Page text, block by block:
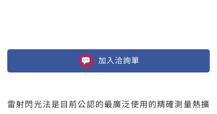
加入洽詢單
雷射閃光法是目前公認的最廣泛使用的精確測量熱擴